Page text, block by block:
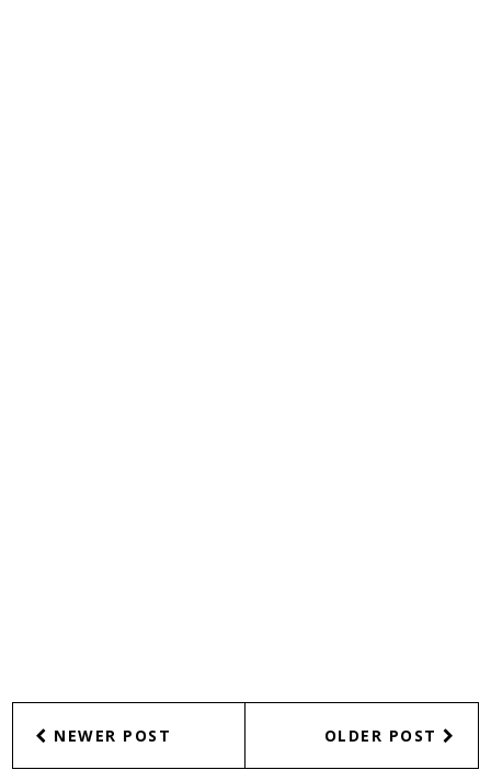
NEWER POST OLDER POST